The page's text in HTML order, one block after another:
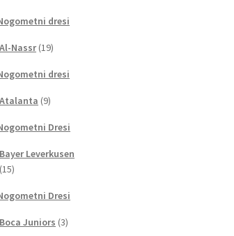
dresi
Al-Nassr 1919
dresi
Atalanta 99
Dresi
Bayer Leverkusen
1515
Dresi
Boca Juniors 33